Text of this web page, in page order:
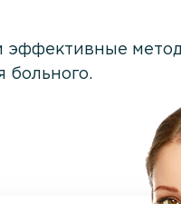
больного.